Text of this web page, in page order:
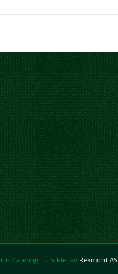
Catering - Utviklet av Rekmont AS